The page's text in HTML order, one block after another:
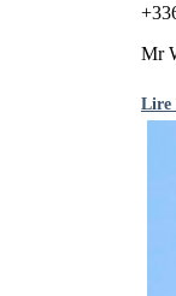
Mr
Lire